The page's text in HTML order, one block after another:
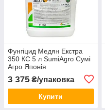
Фунгіцид Медян Екстра
350 КС 5 л SumiAgro Сумі
Агро Японія
3 375 ₴/упаковка
Купити